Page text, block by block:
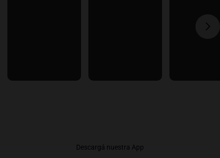
Descargá nuestra App